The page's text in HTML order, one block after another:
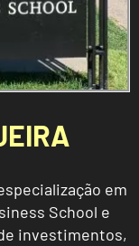
em
School e
investimentos,